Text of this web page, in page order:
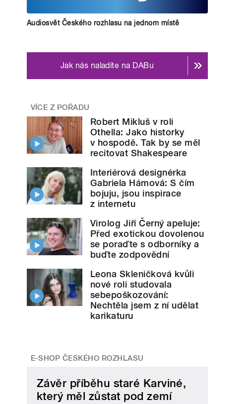
Audiosvět Českého rozhlasu na jednom místě
Jak nás naladíte na DABu
VÍCE Z POŘADU
Robert Mikluš v roli
Othella: Jako historky
v hospodě. Tak by se měl
recitovat Shakespeare
Interiérová designérka
Gabriela Hámová: S čím
bojuju, jsou inspirace
z internetu
Virolog Jiří Černý apeluje:
Před exotickou dovolenou
se poraďte s odborníky a
buďte zodpovědní
Leona Skleničková kvůli
nové roli studovala
sebepoškozování:
Nechtěla jsem z ní udělat
karikaturu
E-SHOP ČESKÉHO ROZHLASU
Závěr příběhu staré Karviné,
který měl zůstat pod zemí